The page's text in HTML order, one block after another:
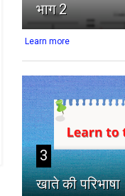
भाग 2
Learn more
3
खाते की परिभाषा